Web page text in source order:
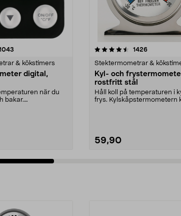
& kökstimers
digital,
när du
bakar.
av 5 stjärnor 1426recensioner
Stektermometrar &
Kyl- och
rostfritt stål
Håll koll på temperaturen i
frys. Kylskåpstermometern
59,90
4.5 av 5 stjärnor